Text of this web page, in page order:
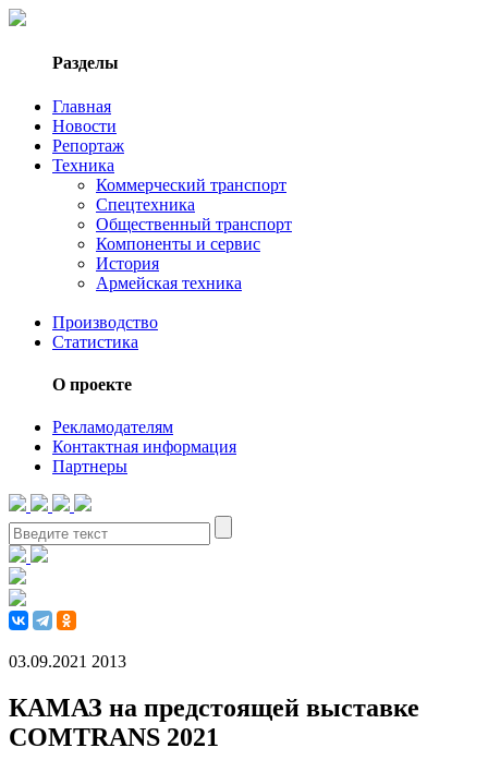
Разделы
Главная
Новости
Репортаж
Техника
Коммерческий транспорт
Спецтехника
Общественный транспорт
Компоненты и сервис
История
Армейская техника
Производство
Статистика
О проекте
Рекламодателям
Контактная информация
Партнеры
03.09.2021 2013
КАМАЗ на предстоящей выставке
COMTRANS 2021